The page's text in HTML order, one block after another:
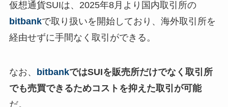
仮想通貨SUIは、2025年8月より国内取引所の
bitbankで取り扱いを開始しており、海外取引所を
経由せずに手間なく取引ができる。
なお、 bitbankではSUIを販売所だけでなく取引所
でも売買できるためコストを抑えた取引が可能
だ。